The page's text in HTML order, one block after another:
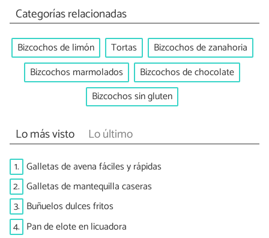
Categorías relacionadas
Bizcochos de limón Tortas
Bizcochos de zanahoria
Bizcochos marmolados
Bizcochos de chocolate
Bizcochos sin gluten
Lo más visto Lo último
1. Galletas de avena fáciles y rápidas
2. Galletas de mantequilla caseras
3. Buñuelos dulces fritos
4. Pan de elote en licuadora